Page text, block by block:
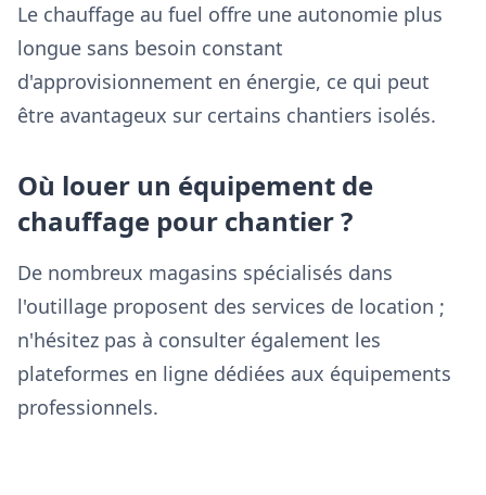
Le chauffage au fuel offre une autonomie plus
longue sans besoin constant
d'approvisionnement en énergie, ce qui peut
être avantageux sur certains chantiers isolés.
Où louer un équipement de
chauffage pour chantier ?
De nombreux magasins spécialisés dans
l'outillage proposent des services de location ;
n'hésitez pas à consulter également les
plateformes en ligne dédiées aux équipements
professionnels.